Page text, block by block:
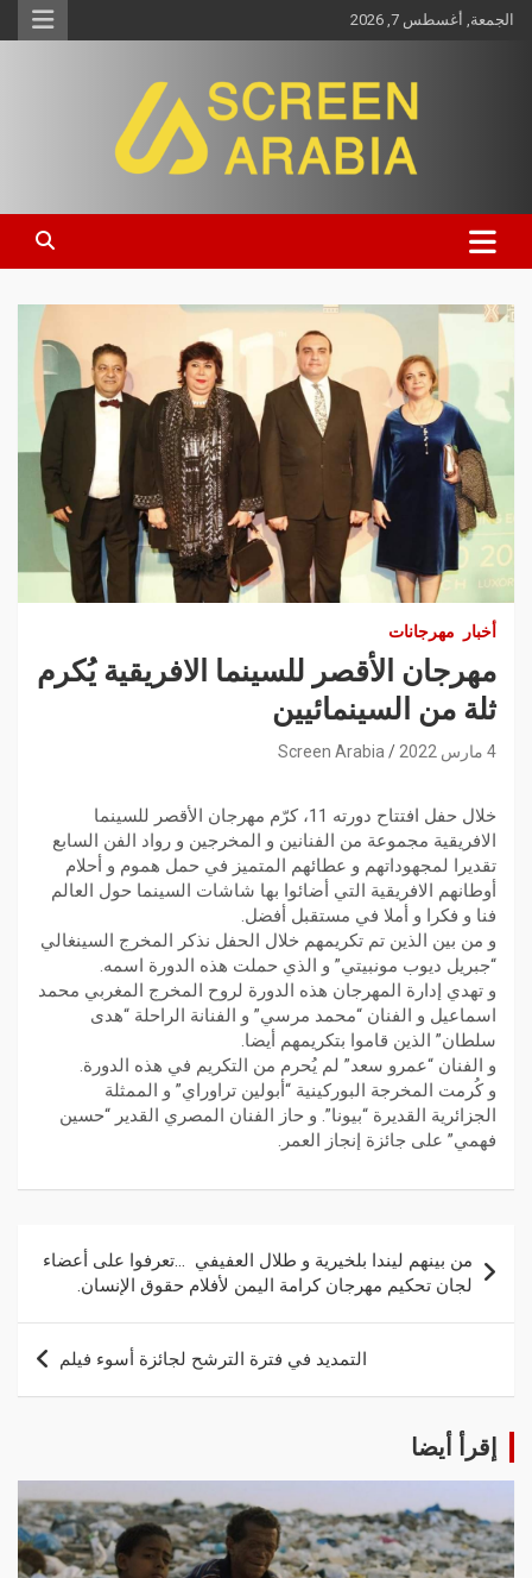
الجمعة, أغسطس 7, 2026
Screen Arabia
أخبار مهرجانات
مهرجان الأقصر للسينما الافريقية يُكرم
ثلة من السينمائيين
4 مارس 2022 Screen Arabia
خلال حفل افتتاح دورته 11، كرّم مهرجان الأقصر للسينما
الافريقية مجموعة من الفنانين و المخرجين و رواد الفن السابع
تقديرا لمجهوداتهم و عطائهم المتميز في حمل هموم و أحلام
أوطانهم الافريقية التي أضائوا بها شاشات السينما حول العالم
فنا و فكرا و أملا في مستقبل أفضل.
و من بين الذين تم تكريمهم خلال الحفل نذكر المخرج السينغالي
“جبريل ديوب مونبيتي” و الذي حملت هذه الدورة اسمه.
و تهدي إدارة المهرجان هذه الدورة لروح المخرج المغربي محمد
اسماعيل و الفنان “محمد مرسي” و الفنانة الراحلة “هدى
سلطان” الذين قاموا بتكريمهم أيضا.
و الفنان “عمرو سعد” لم يُحرم من التكريم في هذه الدورة.
و كُرمت المخرجة البوركينية “أبولين تراوراي” و الممثلة
الجزائرية القديرة “بيونا”. و حاز الفنان المصري القدير “حسين
فهمي” على جائزة إنجاز العمر.
من بينهم ليندا بلخيرية و طلال العفيفي …تعرفوا على أعضاء
لجان تحكيم مهرجان كرامة اليمن لأفلام حقوق الإنسان.
التمديد في فترة الترشح لجائزة أسوء فيلم
إقرأ أيضا